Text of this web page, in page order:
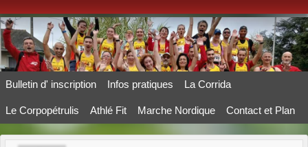
Bulletin d' inscription Infos pratiques La Corrida
Le Corpopétrulis Athlé Fit Marche Nordique Contact et Plan